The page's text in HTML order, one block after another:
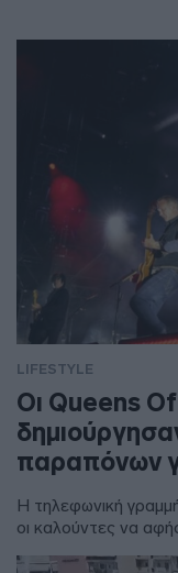
LIFESTYLE
Οι Queens
παραπόνων
Η τηλεφωνική
οι καλούντες να